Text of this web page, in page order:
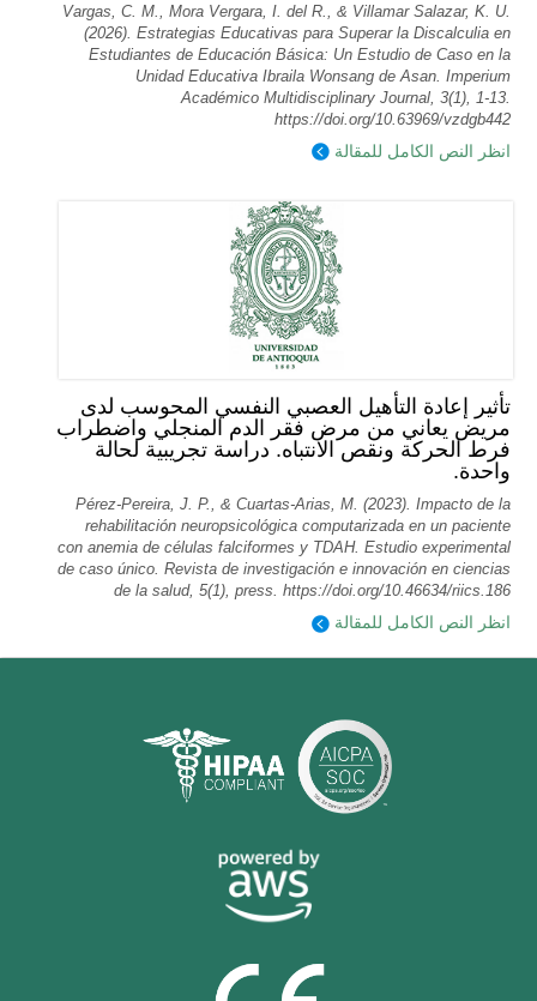
Vargas, C. M., Mora Vergara, I. del R., & Villamar Salazar, K. U.
(2026). Estrategias Educativas para Superar la Discalculia en
Estudiantes de Educación Básica: Un Estudio de Caso en la
Unidad Educativa Ibraila Wonsang de Asan. Imperium
Académico Multidisciplinary Journal, 3(1), 1-13.
https://doi.org/10.63969/vzdgb442
انظر النص الكامل للمقالة
تأثير إعادة التأهيل العصبي النفسي المحوسب لدى
مريض يعاني من مرض فقر الدم المنجلي واضطراب
فرط الحركة ونقص الانتباه. دراسة تجريبية لحالة
واحدة.
Pérez-Pereira, J. P., & Cuartas-Arias, M. (2023). Impacto de la
rehabilitación neuropsicológica computarizada en un paciente
con anemia de células falciformes y TDAH. Estudio experimental
de caso único. Revista de investigación e innovación en ciencias
de la salud, 5(1), press. https://doi.org/10.46634/riics.186
انظر النص الكامل للمقالة